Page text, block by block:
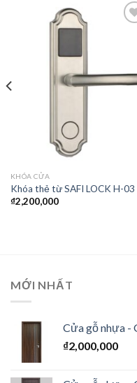
KHÓA CỬA
Khóa thẻ từ SAFI LOCK H-03
₫2,200,000
MỚI NHẤT
Cửa gỗ nhựa -
₫2,000,000